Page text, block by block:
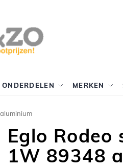
ONDERDELEN MERKEN
Eglo Rodeo
1W 89348